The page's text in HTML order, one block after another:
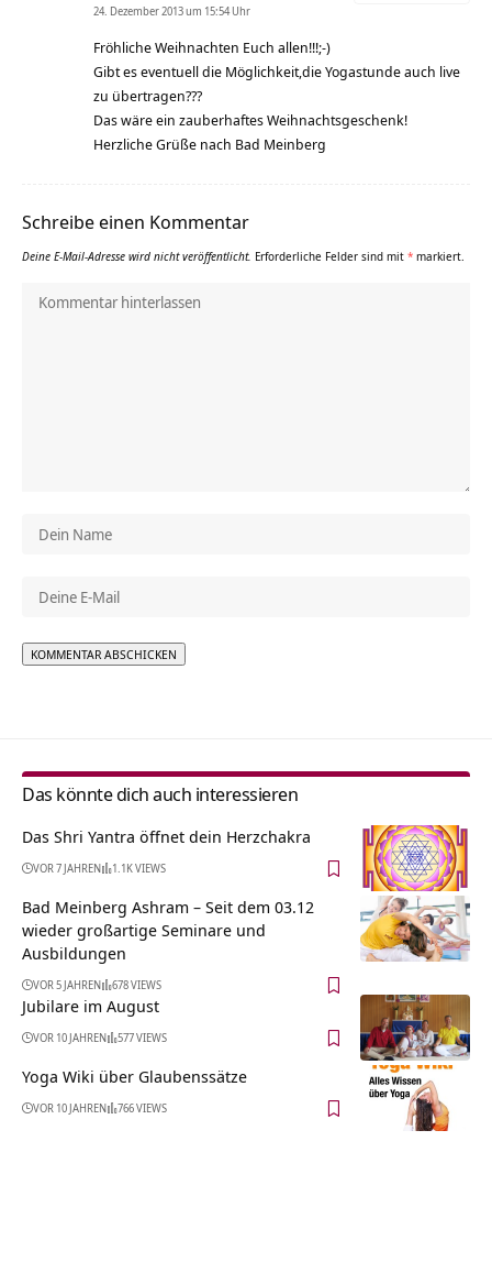
24. Dezember 2013 um 15:54 Uhr
Fröhliche Weihnachten Euch allen!!!;-)
Gibt es eventuell die Möglichkeit,die Yogastunde auch live
zu übertragen???
Das wäre ein zauberhaftes Weihnachtsgeschenk!
Herzliche Grüße nach Bad Meinberg
Schreibe einen Kommentar
Deine E-Mail-Adresse wird nicht veröffentlicht. Erforderliche Felder sind mit * markiert.
Das könnte dich auch interessieren
Das Shri Yantra öffnet dein Herzchakra
VOR 7 JAHREN 1.1K VIEWS
Bad Meinberg Ashram – Seit dem 03.12
wieder großartige Seminare und
Ausbildungen
VOR 5 JAHREN 678 VIEWS
Jubilare im August
VOR 10 JAHREN 577 VIEWS
Yoga Wiki über Glaubenssätze
VOR 10 JAHREN 766 VIEWS